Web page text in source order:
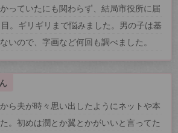
っていたにも関わらず、結局市役所に届
。ギリギリまで悩みました。男の子は基
いので、字画など何回も調べました。
ら夫が時々思い出したようにネットや本
。初めは潤とか翼とかがいいと言ってた